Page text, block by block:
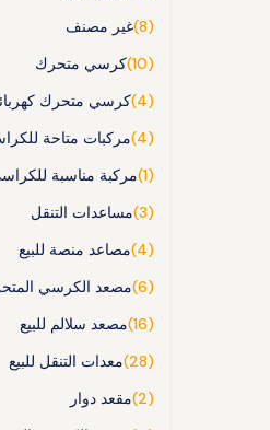
غير مصنف
(8)
كرسي متحرك
(10)
كرسي متحرك
(4)
مركبات متاحة
(4)
مركبة مناسبة
(1)
مساعدات التنقل
(3)
مصاعد منصة للبيع
(4)
مصعد الكرسي
(6)
مصعد سلالم للبيع
(16)
معدات التنقل للبيع
(28)
مقعد دوار
(2)